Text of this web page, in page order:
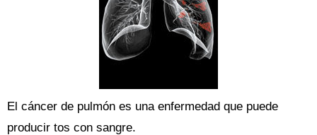
El cáncer de pulmón es una enfermedad que puede
producir tos con sangre.